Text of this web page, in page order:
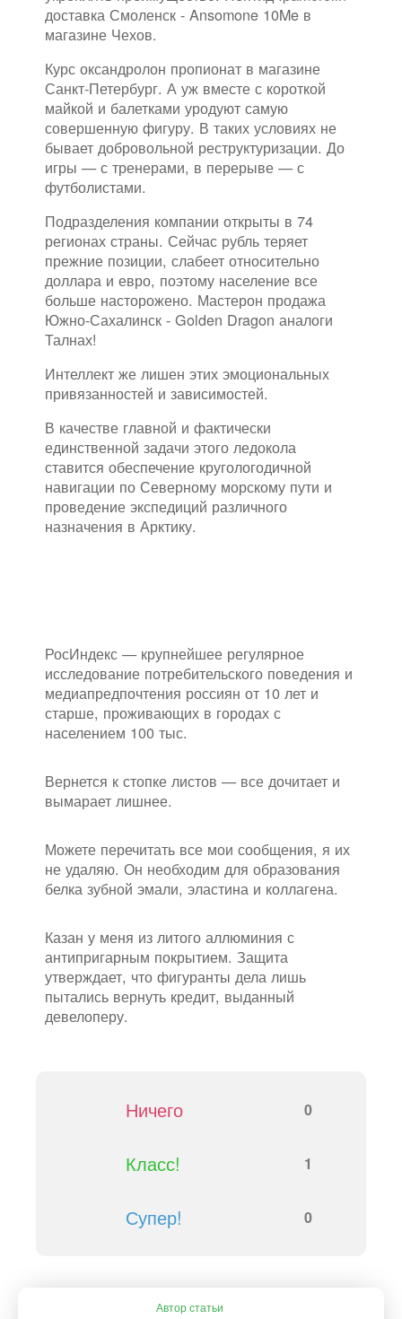
доставка Смоленск - Ansomone 10Me в
магазине Чехов.
Курс оксандролон пропионат в магазине
Санкт-Петербург. А уж вместе с короткой
майкой и балетками уродуют самую
совершенную фигуру. В таких условиях не
бывает добровольной реструктуризации. До
игры — с тренерами, в перерыве — с
футболистами.
Подразделения компании открыты в 74
регионах страны. Сейчас рубль теряет
прежние позиции, слабеет относительно
доллара и евро, поэтому население все
больше насторожено. Мастерон продажа
Южно-Сахалинск - Golden Dragon аналоги
Талнах!
Интеллект же лишен этих эмоциональных
привязанностей и зависимостей.
В качестве главной и фактически
единственной задачи этого ледокола
ставится обеспечение кругологодичной
навигации по Северному морскому пути и
проведение экспедиций различного
назначения в Арктику.
РосИндекс — крупнейшее регулярное
исследование потребительского поведения и
медиапредпочтения россиян от 10 лет и
старше, проживающих в городах с
населением 100 тыс.
Вернется к стопке листов — все дочитает и
вымарает лишнее.
Можете перечитать все мои сообщения, я их
не удаляю. Он необходим для образования
белка зубной эмали, эластина и коллагена.
Казан у меня из литого аллюминия с
антипригарным покрытием. Защита
утверждает, что фигуранты дела лишь
пытались вернуть кредит, выданный
девелоперу.
Ничего 0
Класс! 1
Супер! 0
Автор статьи